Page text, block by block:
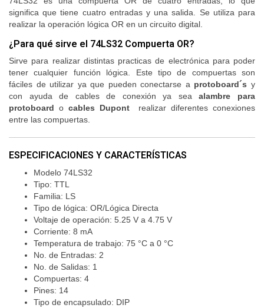
significa que tiene cuatro entradas y una salida. Se utiliza para
realizar la operación lógica OR en un circuito digital.
¿Para qué sirve el 74LS32 Compuerta OR?
Sirve para realizar distintas practicas de electrónica para poder
tener cualquier función lógica. Este tipo de compuertas son
fáciles de utilizar ya que pueden conectarse a protoboard´s y
con ayuda de cables de conexión ya seaalambre para
protoboard o cables Dupont
realizar diferentes conexiones
entre las compuertas.
ESPECIFICACIONES Y CARACTERÍSTICAS
Modelo 74LS32
Tipo: TTL
Familia: LS
Tipo de lógica: OR/Lógica Directa
Voltaje de operación: 5.25 V a 4.75 V
Corriente: 8 mA
Temperatura de trabajo: 75 °C a 0 °C
No. de Entradas: 2
No. de Salidas: 1
Compuertas: 4
Pines: 14
Tipo de encapsulado: DIP